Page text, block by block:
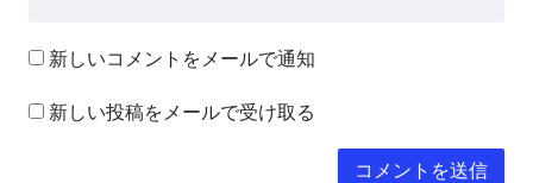
新しいコメントをメールで通知
新しい投稿をメールで受け取る